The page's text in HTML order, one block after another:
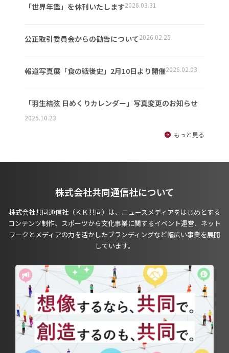
「世界年鑑」を休刊いたします2026.03.31
公正取引委員会からの勧告について2026.02.25
報道写真展「食の戦後史」2月10日より開催2026.02.03
「羽生結弦 日めくりカレンダー」写真変更のお知らせ
2025.10.23
もっと見る
株式会社共同通信社について
株式会社共同通信社（ＫＫ共同）は、ニュースメディアをはじめとする
コンテンツ制作、スポーツから文化事業に関するイベント運営、ネット
ワークとメディアの力を活かしたブランディングなど幅広い事業を展開
しています。